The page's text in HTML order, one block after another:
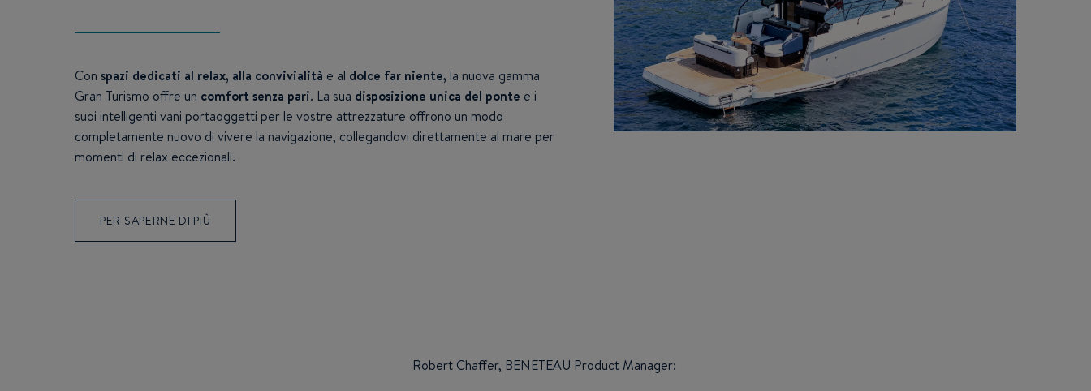
Con spazi dedicati al relax, alla convivialità e al dolce far niente, la nuova gamma
Gran Turismo offre un comfort senza pari. La sua disposizione unica del ponte e i
suoi intelligenti vani portaoggetti per le vostre attrezzature offrono un modo
completamente nuovo di vivere la navigazione, collegandovi direttamente al mare per
momenti di relax eccezionali.
PER SAPERNE DI PIÙ
Robert Chaffer, BENETEAU Product Manager: